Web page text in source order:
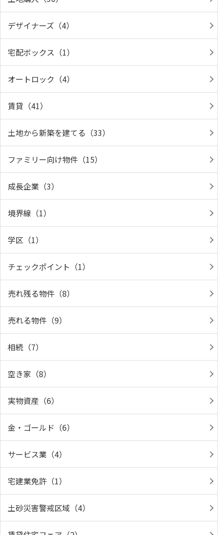
デザイナーズ（4）
宅配ボックス（1）
オートロック（4）
賃貸（41）
土地から新築を建てる（33）
ファミリー向け物件（15）
成長企業（3）
境界線（1）
学区（1）
チェックポイント（1）
売れ残る物件（8）
売れる物件（9）
相続（7）
空き家（8）
実物資産（6）
金・ゴールド（6）
サービス業（4）
宅建業免許（1）
土砂災害警戒区域（4）